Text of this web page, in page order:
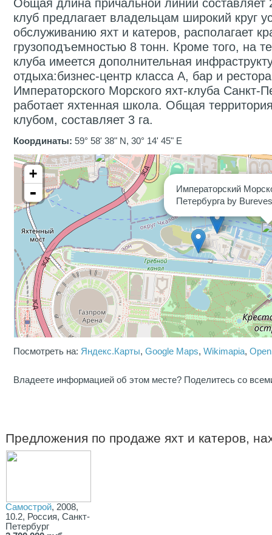
Общая длина причальной линии составляет
клуб предлагает владельцам широкий круг
обслуживанию яхт и катеров, располагает
грузоподъемностью 8 тонн. Кроме того, на
клуба имеется дополнительная
отдыха:бизнес-центр класса А, бар и
Императорского Морского яхт-клуба Санкт-
работает яхтенная школа. Общая
клубом, составляет 3 га.
Координаты: 59° 58' 38" N, 30° 14' 45" E
Императорский
Петербурга by
+
-
Посмотреть на: Яндекс.Карты,Google Maps,Wikimapia,
Владеете информацией об этом месте? Поделитесь со
Предложения по продаже яхт и катеров,
Самострой, 2008,
10.2, Россия, Санкт-
Петербург